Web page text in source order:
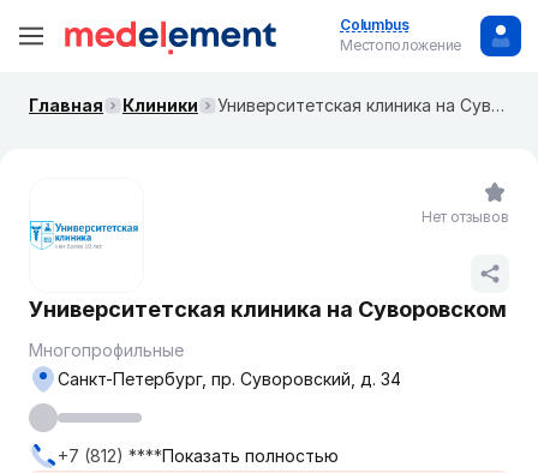
Columbus
Местоположение
Главная Клиники Университетская клиника на Суворовском
Университетская клиника на Суворовском
Многопрофильные
Санкт-Петербург, пр. Суворовский, д. 34
+7 (812) ****Показать полностью
Нет отзывов